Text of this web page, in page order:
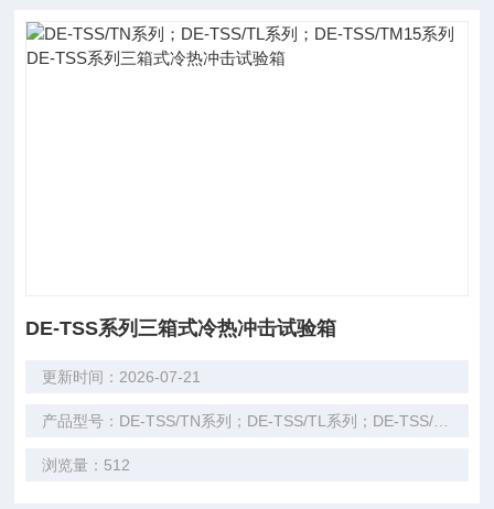
DE-TSS系列三箱式冷热冲击试验箱
更新时间：2026-07-21
浏览量：512